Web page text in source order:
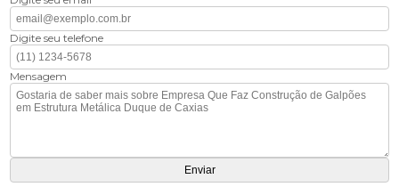
Digite seu telefone
Mensagem